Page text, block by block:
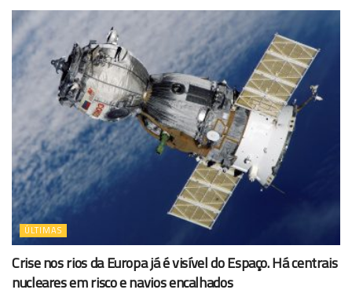
ÚLTIMAS
Crise nos rios da Europa já é visível do Espaço. Há centrais
nucleares em risco e navios encalhados